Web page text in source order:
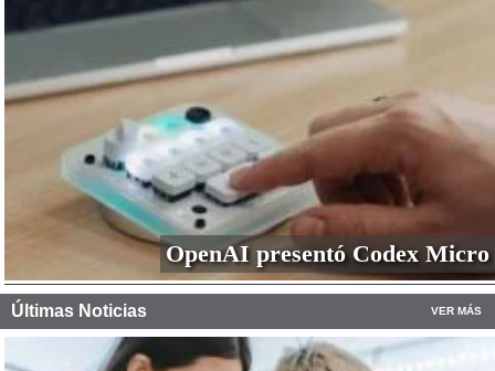
OpenAI presentó Codex Micro
Últimas Noticias VER MÁS